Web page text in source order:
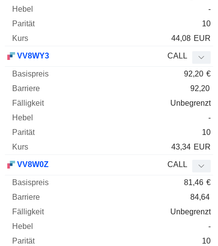
-
10
44,08 EUR
VV8WY3 CALL
92,20 €
92,20
Unbegrenzt
-
10
43,34 EUR
VV8W0Z CALL
81,46 €
84,64
Unbegrenzt
-
10